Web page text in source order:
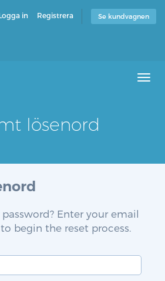
in Registrera Se kundvagnen
lösenord
Enter your email
begin the reset process.